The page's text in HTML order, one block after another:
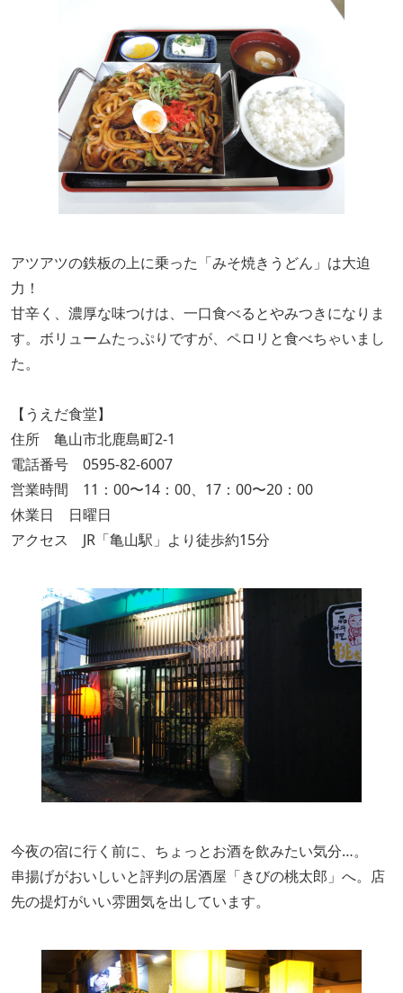
アツアツの鉄板の上に乗った「みそ焼きうどん」は大迫
力！
甘辛く、濃厚な味つけは、一口食べるとやみつきになりま
す。ボリュームたっぷりですが、ペロリと食べちゃいまし
た。
【うえだ食堂】
住所 亀山市北鹿島町2-1
電話番号 0595-82-6007
営業時間 11：00〜14：00、17：00〜20：00
休業日 日曜日
アクセス JR「亀山駅」より徒歩約15分
今夜の宿に行く前に、ちょっとお酒を飲みたい気分…。
串揚げがおいしいと評判の居酒屋「きびの桃太郎」へ。店
先の提灯がいい雰囲気を出しています。